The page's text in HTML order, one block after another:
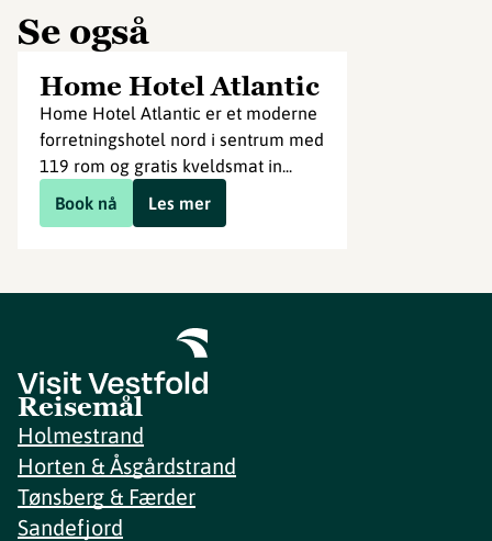
Se også
Home Hotel Atlantic
Home Hotel Atlantic er et moderne
forretningshotel nord i sentrum med
119 rom og gratis kveldsmat in...
Book nå
Les mer
Reisemål
Holmestrand
Horten & Åsgårdstrand
Tønsberg & Færder
Sandefjord